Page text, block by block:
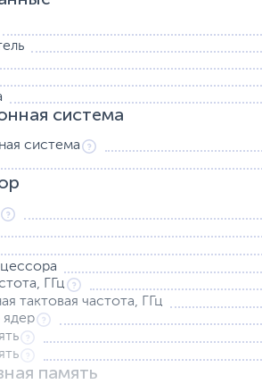
для бескомпромиссной
мультимедийного контента по
NVIDIA GeForce RTX серии
2-го поколения, и имеют новые
обеспечивая потрясающе
система
система
ГГц
тактовая частота, ГГц
ядер
память